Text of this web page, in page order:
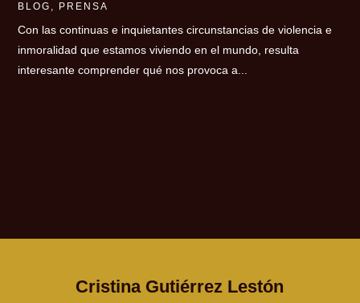
BLOG , PRENSA
Con las continuas e inquietantes circunstancias de violencia e
inmoralidad que estamos viviendo en el mundo, resulta
interesante comprender qué nos provoca a...
Cristina Gutiérrez Lestón